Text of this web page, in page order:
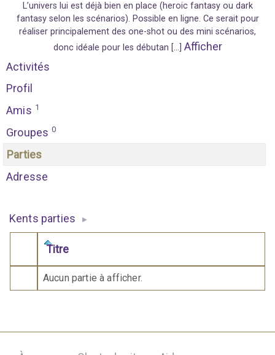
L’univers lui est déjà bien en place (heroic fantasy ou dark
fantasy selon les scénarios). Possible en ligne. Ce serait pour
réaliser principalement des one-shot ou des mini scénarios,
donc idéale pour les débutan […] Afficher
Activités
Profil
Amis 1
Groupes 0
Parties
Adresse
Kents parties ▸
Comporte des pièces jointes
Titre
Aucun partie à afficher.